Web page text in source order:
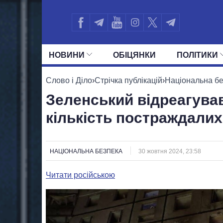
НОВИНИ ОБIЦЯНКИ ПОЛIТИКИ
УСІ ПОЛІТИКИ ПРЕЗИДЕНТ І
Слово і Діло›Стрічка публікацій›Національна
Зеленський
кількість
НАЦІОНАЛЬНА БЕЗПЕКА 30 жовтня 2024, 23:58
Читати російською